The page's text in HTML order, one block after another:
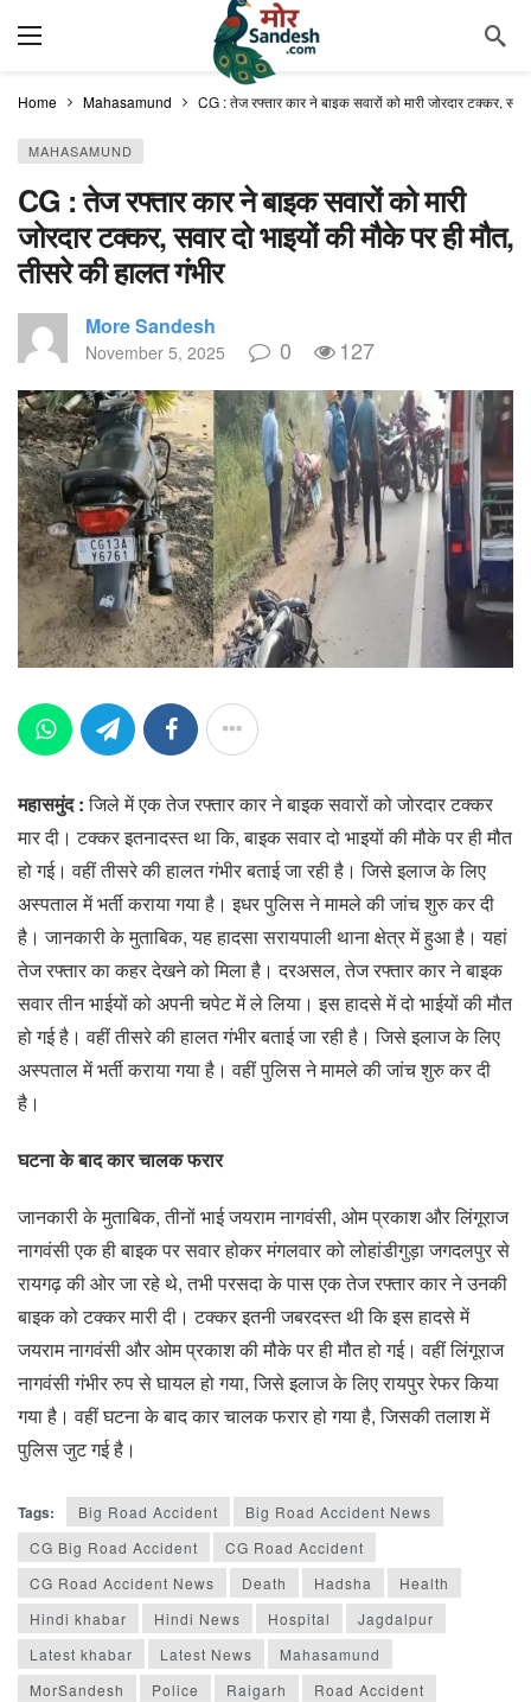
Home Mahasamund CG : तेज रफ्तार कार ने बाइक सवारों को मारी जोरदार टक्कर,
MAHASAMUND
CG : तेज रफ्तार कार ने बाइक सवारों को मारी
जोरदार टक्कर, सवार दो भाइयों की मौके पर ही मौत,
तीसरे की हालत गंभीर
More Sandesh
November 5, 2025 0 127
महासमुंद :जिले में एक तेज रफ्तार कार ने बाइक सवारों को जोरदार टक्कर
मार दी। टक्कर इतनादस्त था कि, बाइक सवार दो भाइयों की मौके पर ही मौत
हो गई। वहीं तीसरे की हालत गंभीर बताई जा रही है। जिसे इलाज के लिए
अस्पताल में भर्ती कराया गया है। इधर पुलिस ने मामले की जांच शुरु कर दी
है। जानकारी के मुताबिक, यह हादसा सरायपाली थाना क्षेत्र में हुआ है। यहां
तेज रफ्तार का कहर देखने को मिला है। दरअसल, तेज रफ्तार कार ने बाइक
सवार तीन भाईयों को अपनी चपेट में ले लिया। इस हादसे में दो भाईयों की मौत
हो गई है। वहीं तीसरे की हालत गंभीर बताई जा रही है। जिसे इलाज के लिए
अस्पताल में भर्ती कराया गया है। वहीं पुलिस ने मामले की जांच शुरु कर दी
है।
घटना के बाद कार चालक फरार
जानकारी के मुताबिक, तीनों भाई जयराम नागवंसी, ओम प्रकाश और लिंगूराज
नागवंसी एक ही बाइक पर सवार होकर मंगलवार को लोहांडीगुड़ा जगदलपुर से
रायगढ़ की ओर जा रहे थे, तभी परसदा के पास एक तेज रफ्तार कार ने उनकी
बाइक को टक्कर मारी दी। टक्कर इतनी जबरदस्त थी कि इस हादसे में
जयराम नागवंसी और ओम प्रकाश की मौके पर ही मौत हो गई। वहीं लिंगूराज
नागवंसी गंभीर रुप से घायल हो गया, जिसे इलाज के लिए रायपुर रेफर किया
गया है। वहीं घटना के बाद कार चालक फरार हो गया है, जिसकी तलाश में
पुलिस जुट गई है।
Tags: Big Road Accident
Big Road Accident News
CG Big Road Accident
CG Road Accident
CG Road Accident News
Death Hadsha
Health
Hindi khabar
Hindi News Hospital
Jagdalpur
Latest khabar
Latest News
Mahasamund
MorSandesh
Police Raigarh
Road Accident